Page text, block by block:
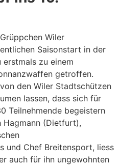
Wiler
Saisonstart in der
erstmals zu einem
getroffen.
den Wiler Stadtschützen
lassen, dass sich für
Teilnehmende begeistern
Hagmann (Dietfurt),
und Chef Breitensport, liess
auch für ihn ungewohnten